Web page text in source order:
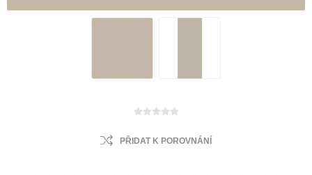
PŘIDAT K POROVNÁNÍ